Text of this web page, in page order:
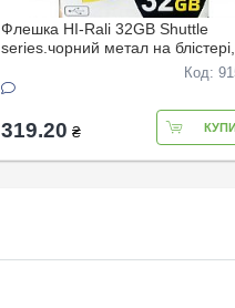
Флешка HI-Rali 32GB Shuttle
series.чорний метал на блiстерi,
Код:
319.20 ₴